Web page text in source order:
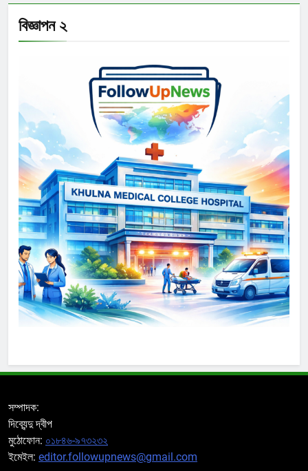
বিজ্ঞাপন ২
সম্পাদক:
দিব্যেন্দু দ্বীপ
মুঠোফোন: ০১৮৪৬-৯৭৩২৩২
ইমেইল: editor.followupnews@gmail.com